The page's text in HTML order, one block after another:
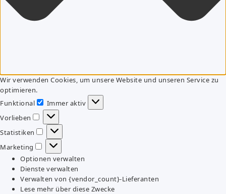
Wir verwenden Cookies, um unsere Website und unseren Service zu
optimieren.
Funktional
Funktional
Immer aktiv
Vorlieben
Vorlieben
Statistiken
Statistiken
Marketing
Marketing
Optionen verwalten
Dienste verwalten
Verwalten von {vendor_count}-Lieferanten
Lese mehr über diese Zwecke